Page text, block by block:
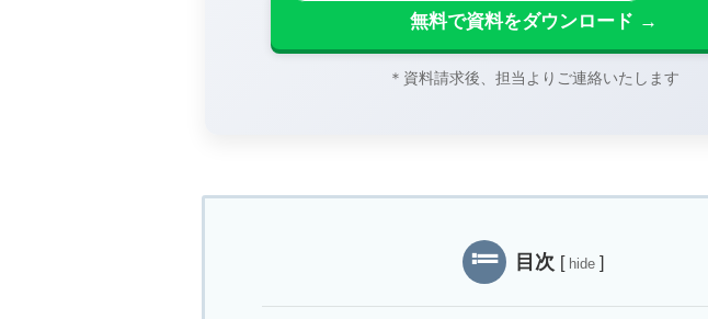
無料で資料をダウンロード →
＊資料請求後、担当よりご連絡いたします
目次 [ hide ]